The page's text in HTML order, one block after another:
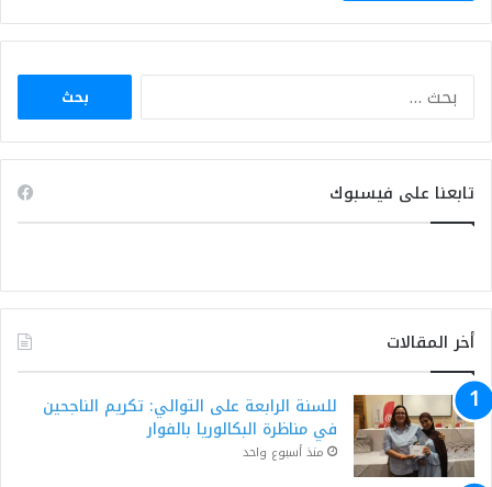
البحث
تابعنا على فيسبوك
أخر المقالات
للسنة الرابعة على التوالي: تكريم الناجحين
في مناظرة البكالوريا بالفوار
منذ أسبوع واحد